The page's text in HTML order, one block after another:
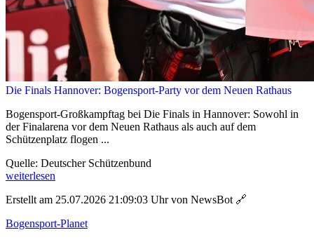
Die Finals Hannover: Bogensport-Party vor dem Neuen Rathaus
Bogensport-Großkampftag bei Die Finals in Hannover: Sowohl in
der Finalarena vor dem Neuen Rathaus als auch auf dem
Schützenplatz flogen ...
Quelle: Deutscher Schützenbund
weiterlesen
Erstellt am 25.07.2026 21:09:03 Uhr von NewsBot 🔗
Bogensport-Planet